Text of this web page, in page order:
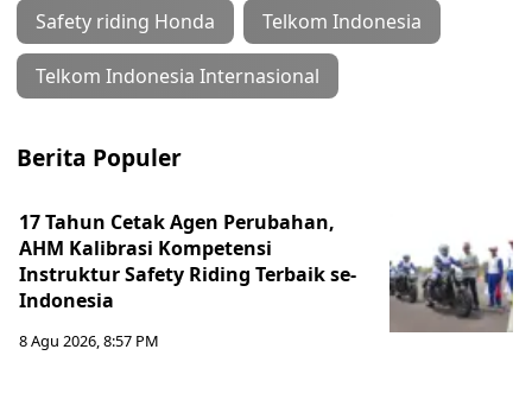
Safety riding Honda Telkom Indonesia
Telkom Indonesia Internasional
Berita Populer
17 Tahun Cetak Agen Perubahan,
AHM Kalibrasi Kompetensi
Instruktur Safety Riding Terbaik se-
Indonesia
8 Agu 2026, 8:57 PM